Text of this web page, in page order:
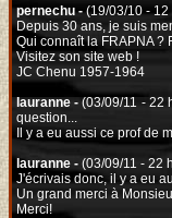
pernechu -(19/03/10 -
Depuis 30 ans, je suis
Qui connaît la FRAPNA ?
Visitez son site web !
JC Chenu 1957-1964
lauranne -(03/09/11 - 22
question...
Il y a eu aussi ce prof de
lauranne - (03/09/11 - 22
J'écrivais donc, il y a eu
Un grand merci à
Merci!